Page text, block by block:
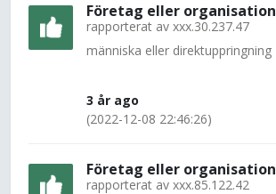
Företag eller organisation
rapporterat av xxx.30.237.47
människa eller direktuppringning
3 år ago
(2022-12-08 22:46:26)
Företag eller organisation
rapporterat av xxx.85.122.42